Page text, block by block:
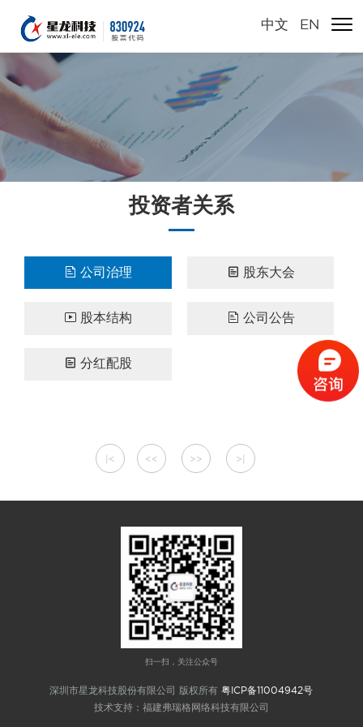
中文 EN
投资者关系
公司治理  股东大会
 股本结构  公司公告
分红配股
|< << >> >|
扫一扫，关注公众号
深圳市星龙科技股份有限公司 版权所有粤ICP备11004942号
技术支持：福建弗瑞格网络科技有限公司